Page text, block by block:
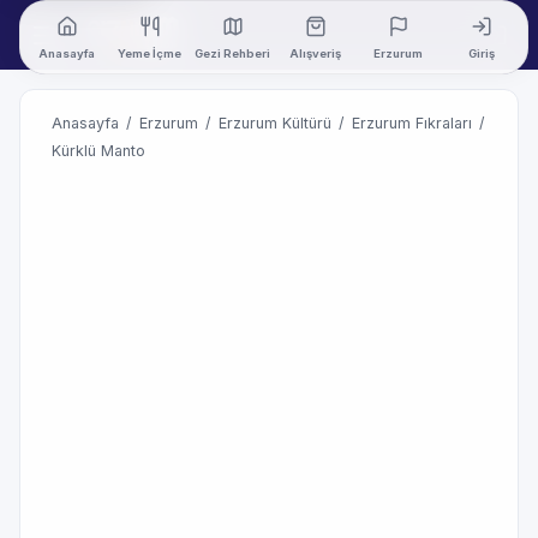
Anasayfa Yeme İçme Gezi Rehberi Alışveriş Erzurum Giriş
Anasayfa / Erzurum / Erzurum Kültürü / Erzurum Fıkraları /
Kürklü Manto